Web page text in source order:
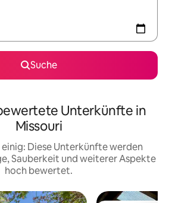
Suche
Unterkünfte in
Missouri
einig: Diese Unterkünfte werden
Sauberkeit und weiterer Aspekte
hoch bewertet.